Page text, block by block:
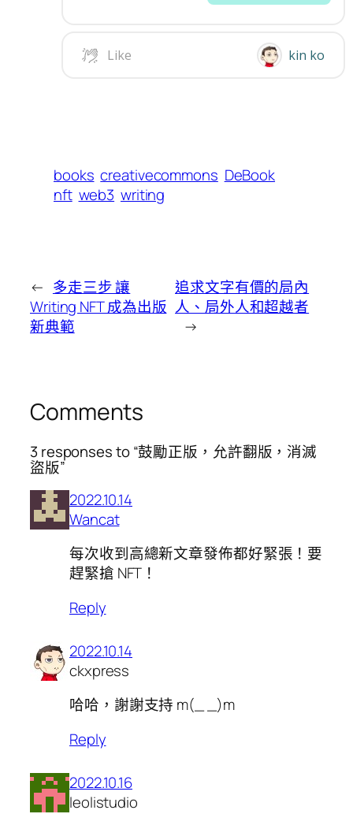
books creativecommons DeBook
nft web3 writing
← 多走三步 讓
Writing NFT 成為出版
新典範
追求文字有價的局內
人、局外人和超越者
→
Comments
3 responses to “鼓勵正版，允許翻版，消滅
盜版”
2022.10.14
Wancat
每次收到高總新文章發佈都好緊張！要
趕緊搶 NFT！
Reply
2022.10.14
ckxpress
哈哈，謝謝支持 m(_ _)m
Reply
2022.10.16
leolistudio